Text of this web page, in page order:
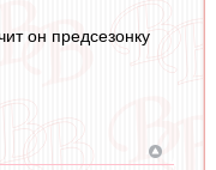
он предсезонку